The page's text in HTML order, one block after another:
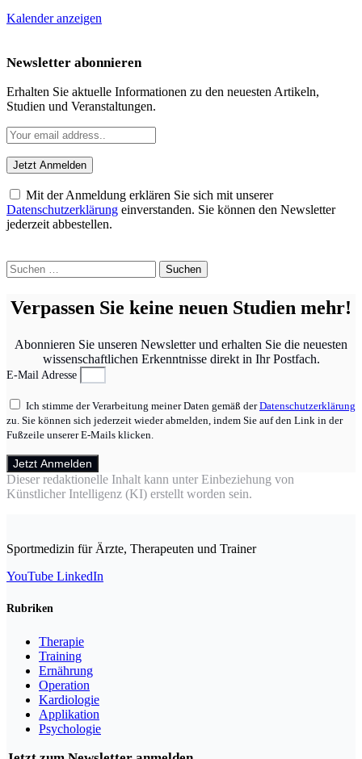
Kalender anzeigen
Newsletter abonnieren
Erhalten Sie aktuelle Informationen zu den neuesten Artikeln,
Studien und Veranstaltungen.
Mit der Anmeldung erklären Sie sich mit unserer
Datenschutzerklärung einverstanden. Sie können den Newsletter
jederzeit abbestellen.
Suchen
nach:
Verpassen Sie keine neuen Studien mehr!
Abonnieren Sie unseren Newsletter und erhalten Sie die neuesten
wissenschaftlichen Erkenntnisse direkt in Ihr Postfach.
E-Mail Adresse
Ich stimme der Verarbeitung meiner Daten gemäß derDatenschutzerklärung
zu. Sie können sich jederzeit wieder abmelden, indem Sie auf den Link in der
Fußzeile unserer E-Mails klicken.
Jetzt Anmelden
Dieser redaktionelle Inhalt kann unter Einbeziehung von
Künstlicher Intelligenz (KI) erstellt worden sein.
Sportmedizin für Ärzte, Therapeuten und Trainer
YouTube LinkedIn
Rubriken
Therapie
Training
Ernährung
Operation
Kardiologie
Applikation
Psychologie